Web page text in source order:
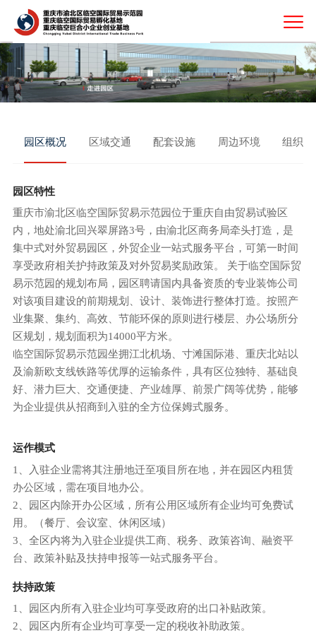
园区概况 区域交通 配套设施 周边环境 组织架
园区特性
重庆市渝北区临空国际贸易示范园位于重庆自由贸易试验区
内，地处渝北回兴翠屏路3号，由渝北区商务局牵头打造，是
集中式对外贸易园区，外贸企业一站式服务平台，可第一时间
享受政府相关护持政策及对外贸易奖励政策。 关于临空国际贸
易示范园的规划布局，园区聘请国内具备资质的专业装饰公司
对该项目建设的前期规划、设计、装饰进行整体打造。按照产
业集聚、集约、高效、节能环保的原则进行楼层、办公场所分
区规划，规划面积为14000平方米。
临空国际贸易示范园坐拥江北机场、寸滩国际港、重庆北站以
及渝新欧支线铁路等优厚的运输条件，具有区位独特、基础良
好、潜力巨大、交通便捷、产业雄厚、前景广阔等优势，能够
为企业提供从招商到入驻的全方位保姆式服务。
运作模式
1、入驻企业需将其注册地迁至项目所在地，并在园区内租赁
办公区域，需在项目地办公。
2、园区内除开办公区域，所有公用区域所有企业均可免费试
用。（餐厅、会议室、休闲区域）
3、全区内将为入驻企业提供工商、税务、政策咨询、融资平
台、政策补贴及扶持申报等一站式服务平台。
扶持政策
1、园区内所有入驻企业均可享受政府的出口补贴政策。
2、园区内所有企业均可享受一定的税收补助政策。